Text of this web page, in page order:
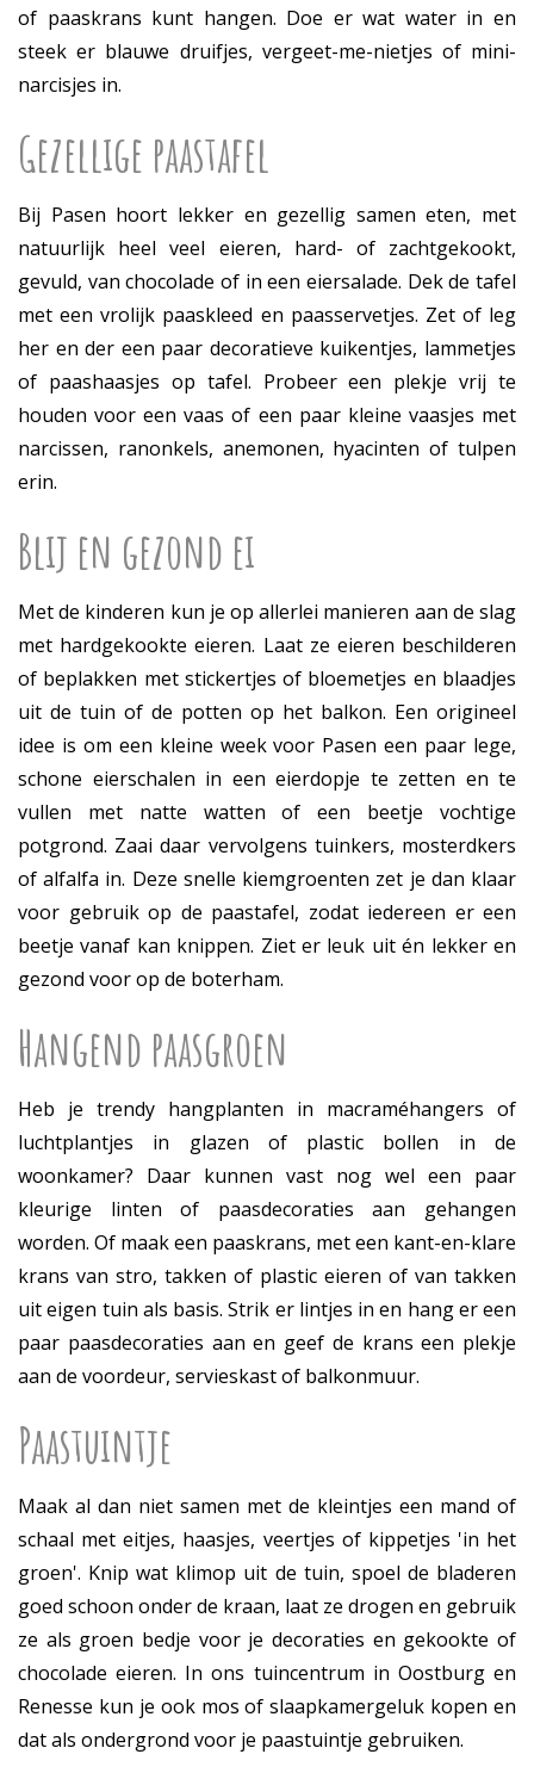
of paaskrans kunt hangen. Doe er wat water in en
steek er blauwe druifjes, vergeet-me-nietjes of mini-
narcisjes in.
Gezellige paastafel
Bij Pasen hoort lekker en gezellig samen eten, met
natuurlijk heel veel eieren, hard- of zachtgekookt,
gevuld, van chocolade of in een eiersalade. Dek de tafel
met een vrolijk paaskleed en paasservetjes. Zet of leg
her en der een paar decoratieve kuikentjes, lammetjes
of paashaasjes op tafel. Probeer een plekje vrij te
houden voor een vaas of een paar kleine vaasjes met
narcissen, ranonkels, anemonen, hyacinten of tulpen
erin.
Blij en gezond ei
Met de kinderen kun je op allerlei manieren aan de slag
met hardgekookte eieren. Laat ze eieren beschilderen
of beplakken met stickertjes of bloemetjes en blaadjes
uit de tuin of de potten op het balkon. Een origineel
idee is om een kleine week voor Pasen een paar lege,
schone eierschalen in een eierdopje te zetten en te
vullen met natte watten of een beetje vochtige
potgrond. Zaai daar vervolgens tuinkers, mosterdkers
of alfalfa in. Deze snelle kiemgroenten zet je dan klaar
voor gebruik op de paastafel, zodat iedereen er een
beetje vanaf kan knippen. Ziet er leuk uit én lekker en
gezond voor op de boterham.
Hangend paasgroen
Heb je trendy hangplanten in macraméhangers of
luchtplantjes in glazen of plastic bollen in de
woonkamer? Daar kunnen vast nog wel een paar
kleurige linten of paasdecoraties aan gehangen
worden. Of maak een paaskrans, met een kant-en-klare
krans van stro, takken of plastic eieren of van takken
uit eigen tuin als basis. Strik er lintjes in en hang er een
paar paasdecoraties aan en geef de krans een plekje
aan de voordeur, servieskast of balkonmuur.
Paastuintje
Maak al dan niet samen met de kleintjes een mand of
schaal met eitjes, haasjes, veertjes of kippetjes 'in het
groen'. Knip wat klimop uit de tuin, spoel de bladeren
goed schoon onder de kraan, laat ze drogen en gebruik
ze als groen bedje voor je decoraties en gekookte of
chocolade eieren. In ons tuincentrum in Oostburg en
Renesse kun je ook mos of slaapkamergeluk kopen en
dat als ondergrond voor je paastuintje gebruiken.